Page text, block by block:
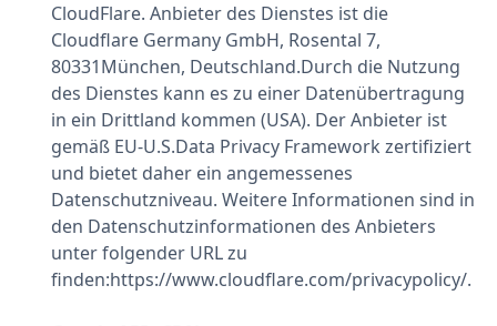
CloudFlare. Anbieter des Dienstes ist die
Cloudflare Germany GmbH, Rosental 7,
80331München, Deutschland.Durch die Nutzung
des Dienstes kann es zu einer Datenübertragung
in ein Drittland kommen (USA). Der Anbieter ist
gemäß EU-U.S.Data Privacy Framework zertifiziert
und bietet daher ein angemessenes
Datenschutzniveau. Weitere Informationen sind in
den Datenschutzinformationen des Anbieters
unter folgender URL zu
finden:https://www.cloudflare.com/privacypolicy/.